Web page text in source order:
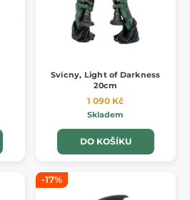
Svícny, Light of Darkness
20cm
1 090 Kč
Skladem
DO KOŠÍKU
-17%